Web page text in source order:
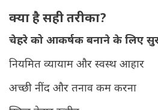
क्या है सही तरीका?
चेहरे को आकर्षक बनाने के लिए
नियमित व्यायाम और स्वस्थ आहार
अच्छी नींद और तनाव कम करना